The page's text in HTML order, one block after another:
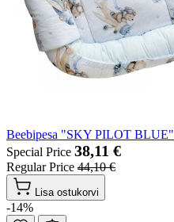
Beebipesa "SKY PILOT BLUE"
Special Price 38,11 €
Regular Price 44,10 €
Lisa ostukorvi
-14%